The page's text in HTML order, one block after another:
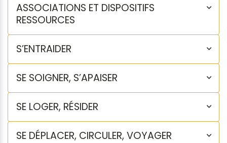
ASSOCIATIONS ET DISPOSITIFS
RESSOURCES
S’ENTRAIDER
SE SOIGNER, S’APAISER
SE LOGER, RÉSIDER
SE DÉPLACER, CIRCULER, VOYAGER